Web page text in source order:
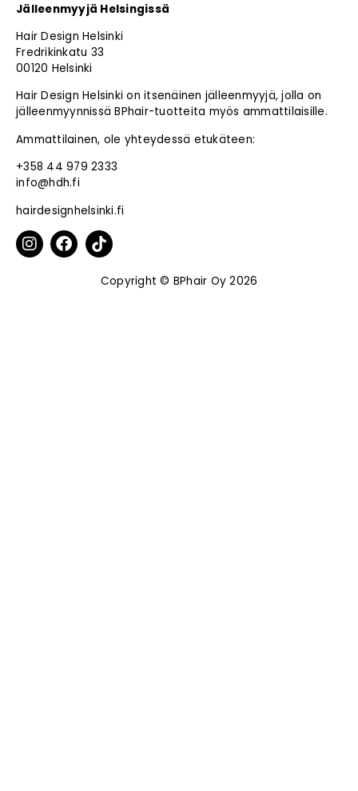
Jälleenmyyjä Helsingissä
Hair Design Helsinki
Fredrikinkatu 33
00120 Helsinki
Hair Design Helsinki on itsenäinen jälleenmyyjä, jolla on
jälleenmyynnissä BPhair-tuotteita myös ammattilaisille.
Ammattilainen, ole yhteydessä etukäteen:
+358 44 979 2333
info@hdh.fi
hairdesignhelsinki.fi
Copyright © BPhair Oy 2026